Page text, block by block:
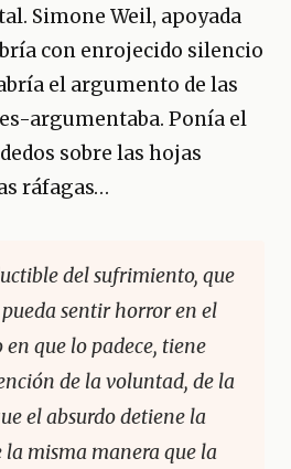
Simone Weil, apoyada
con enrojecido silencio
el argumento de las
argumentaba. Ponía el
sobre las hojas
ráfagas…
del sufrimiento, que
sentir horror en el
que lo padece, tiene
de la voluntad, de la
el absurdo detiene la
misma manera que la